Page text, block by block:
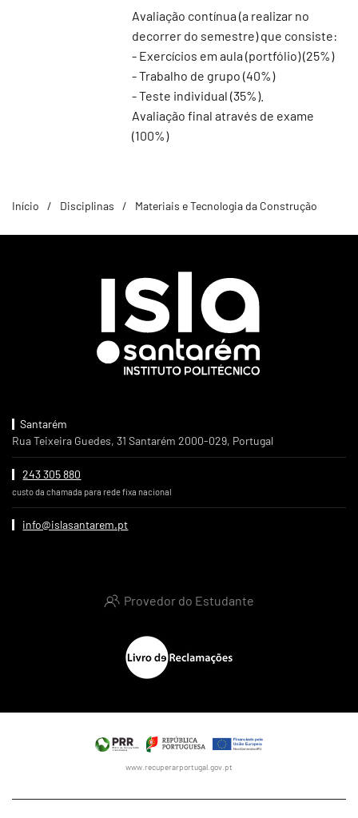
Avaliação contínua (a realizar no
decorrer do semestre) que consiste:
- Exercícios em aula (portfólio) (25%)
- Trabalho de grupo (40%)
- Teste individual (35%).
Avaliação final através de exame
(100%)
Início Disciplinas Materiais e Tecnologia da Construção
Santarém
Rua Teixeira Guedes, 31 Santarém 2000-029, Portugal
243 305 880
custo da chamada para rede fixa nacional
info@islasantarem.pt
Provedor do Estudante
www.recuperarportugal.gov.pt